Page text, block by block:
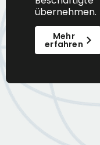
übernehmen.
Mehr
erfahren